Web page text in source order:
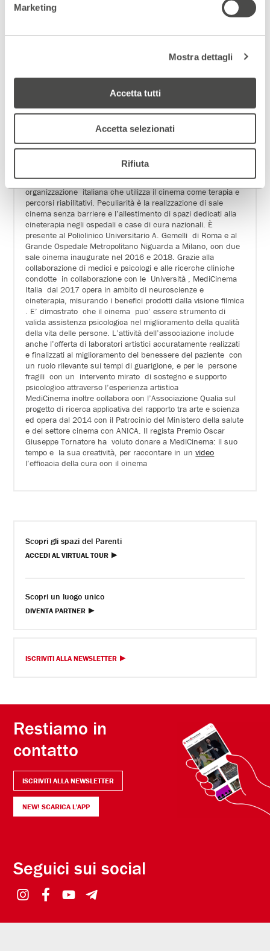
Marketing
Mostra dettagli
Accetta tutti
Accetta selezionati
Rifiuta
pubblicato una ventina di volumi e curato oltre duecento
mostre nazionali e internazionali, dedicate a maestri del
contemporanea. Negli ultimi anni, il suo principale interesse
L’ombra lunga degli Etruschi nell’arte del
conArte,Flash Art,Panorama,la Repubblicae attualmente
Corriere della Sera
mostre retrospettive dedicate a maestri delle avanguardie e
neoavanguardie, comeMeret Oppenheim(Milano, Refettorio
oppure storiche qualiDal Marmo al Missile
Villa Reale, Monza, 2019).
MediCinema Italia – Il cinema che cura
Associazione non profit nata nel 2013 e ispirata a
MediCinema UK, attiva in Gran Bretagna dal 1996. È l’unica
organizzazione italiana che utilizza il cinema come terapia e
percorsi riabilitativi. Peculiarità è la realizzazione di sale
cinema senza barriere e l’allestimento di spazi dedicati alla
cineterapia negli ospedali e case di cura nazionali. È
presente al Policlinico Universitario A. Gemelli di Roma e al
Grande Ospedale Metropolitano Niguarda a Milano, con due
sale cinema inaugurate nel 2016 e 2018. Grazie alla
collaborazione di medici e psicologi e alle ricerche cliniche
condotte in collaborazione con le Università , MediCinema
Italia dal 2017 opera in ambito di neuroscienze e
cineterapia, misurando i benefici prodotti dalla visione filmica
. E’ dimostrato che il cinema puo’ essere strumento di
valida assistenza psicologica nel miglioramento della qualità
della vita delle persone. L’attività dell’associazione include
anche l’offerta di laboratori artistici accuratamente realizzati
e finalizzati al miglioramento del benessere del paziente con
un ruolo rilevante sui tempi di guarigione, e per le persone
fragili con un intervento mirato di sostegno e supporto
psicologico attraverso l’esperienza artistica
MediCinema inoltre collabora con l’Associazione Qualia sul
progetto di ricerca applicativa del rapporto tra arte e scienza
ed opera dal 2014 con il Patrocinio del Ministero della salute
e del settore cinema con ANICA. Il regista Premio Oscar
Giuseppe Tornatore ha voluto donare a MediCinema: il suo
tempo e la sua creatività, per raccontare in unvideo
l’efficacia della cura con il cinema
Scopri gli spazi del Parenti
ACCEDI AL VIRTUAL TOUR
Scopri un luogo unico
DIVENTA PARTNER
ISCRIVITI ALLA NEWSLETTER
Restiamo in
contatto
ISCRIVITI ALLA NEWSLETTER
NEW! SCARICA L'APP
Seguici sui social